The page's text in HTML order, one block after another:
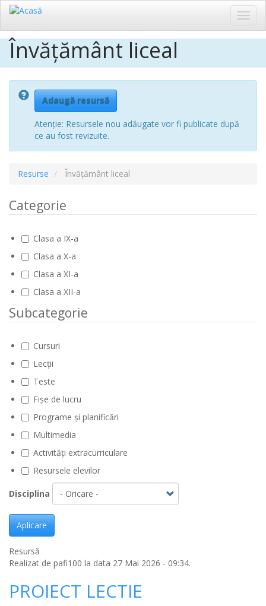
Sari
conținutul
principal
Învățământ liceal
Adaugă resursă
Atenție: Resursele nou adăugate vor fi publicate după
ce au fost revizuite.
Resurse Învățământ liceal
Categorie
Clasa a IX-a
Clasa a X-a
Clasa a XI-a
Clasa a XII-a
Subcategorie
Cursuri
Lecții
Teste
Fișe de lucru
Programe și planificări
Multimedia
Activități extracurriculare
Resursele elevilor
Disciplina
Aplicare
Resursă
Realizat de pafi100 la data 27 Mai 2026 - 09:34.
PROIECT LECTIE